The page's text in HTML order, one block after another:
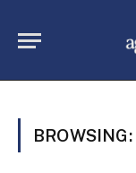
BROWSING: